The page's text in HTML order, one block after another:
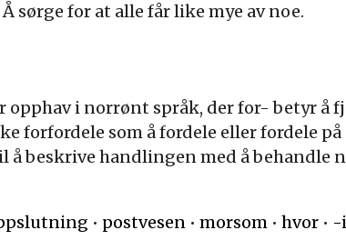
Å sørge for at alle får like mye av noe.
opphav i norrønt språk, der for- betyr å
forfordele som å fordele eller fordele
å beskrive handlingen med å
• postvesen • morsom • hvor • -